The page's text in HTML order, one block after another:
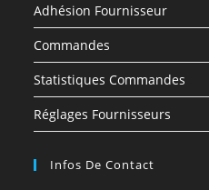
Adhésion Fournisseur
Commandes
Statistiques Commandes
Réglages Fournisseurs
Infos De Contact